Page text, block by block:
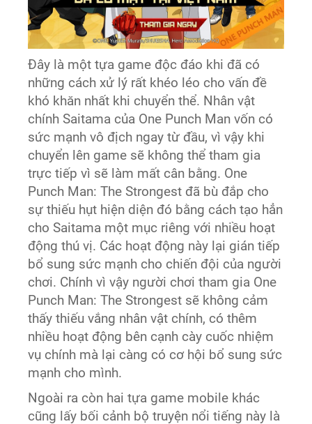
Đây là một tựa game độc đáo khi đã có
những cách xử lý rất khéo léo cho vấn đề
khó khăn nhất khi chuyển thể. Nhân vật
chính Saitama của One Punch Man vốn có
sức mạnh vô địch ngay từ đầu, vì vậy khi
chuyển lên game sẽ không thể tham gia
trực tiếp vì sẽ làm mất cân bằng. One
Punch Man: The Strongest đã bù đắp cho
sự thiếu hụt hiện diện đó bằng cách tạo hẳn
cho Saitama một mục riêng với nhiều hoạt
động thú vị. Các hoạt động này lại gián tiếp
bổ sung sức mạnh cho chiến đội của người
chơi. Chính vì vậy người chơi tham gia One
Punch Man: The Strongest sẽ không cảm
thấy thiếu vắng nhân vật chính, có thêm
nhiều hoạt động bên cạnh cày cuốc nhiệm
vụ chính mà lại càng có cơ hội bổ sung sức
mạnh cho mình.
Ngoài ra còn hai tựa game mobile khác
cũng lấy bối cảnh bộ truyện nổi tiếng này là